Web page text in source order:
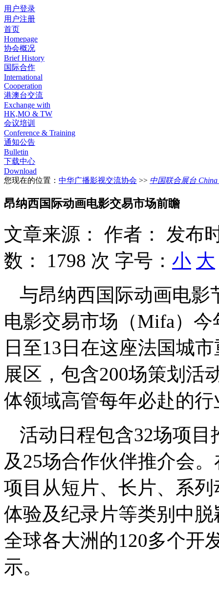
用户登录
用户注册
首页
Homepage
协会概况
Brief History
国际合作
International
Cooperation
港澳台交流
Exchange with
HK,MO & TW
会议培训
Conference & Training
通知公告
Bulletin
下载中心
Download
您现在的位置： 中华广播影视交流协会 >> 中国联合展台 China
昂纳西国际动画电影交易市场前瞻
文章来源： 作者：
发布
数： 1798 次 字号： 小 大
与昂纳西国际动画电影
电影交易市场（Mifa）
日至13日在这座法国城
展区，包含200场策划活
体领域高管每年必赴的
活动日程包含32场项
及25场合作伙伴推介会
项目从短片、长片、系
体验及纪录片等类别中
全球各大洲的120多个开
示。